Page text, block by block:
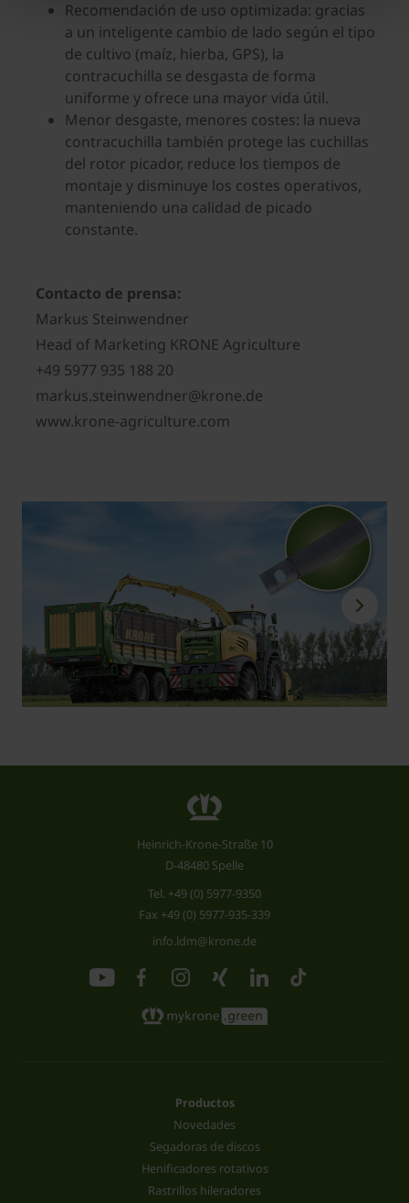
Recomendación de uso optimizada: gracias
a un inteligente cambio de lado según el tipo
de cultivo (maíz, hierba, GPS), la
contracuchilla se desgasta de forma
uniforme y ofrece una mayor vida útil.
Menor desgaste, menores costes: la nueva
contracuchilla también protege las cuchillas
del rotor picador, reduce los tiempos de
montaje y disminuye los costes operativos,
manteniendo una calidad de picado
constante.
Contacto de prensa:
Markus Steinwendner
Head of Marketing KRONE Agriculture
+49 5977 935 188 20
markus.steinwendner@krone.de
www.krone-agriculture.com
Heinrich-Krone-Straße 10
D-48480 Spelle
Tel. +49 (0) 5977-9350
Fax +49 (0) 5977-935-339
info.ldm@krone.de
Productos
Novedades
Segadoras de discos
Henificadores rotativos
Rastrillos hileradores